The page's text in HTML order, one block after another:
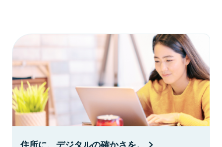
住所に、デジタルの確かさを。